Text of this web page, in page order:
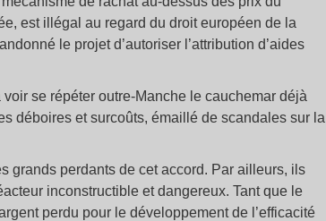
est illégal au regard du droit européen de la
le projet d’autoriser l’attribution d’aides
se répéter outre-Manche le cauchemar déjà
déboires et surcoûts, émaillé de scandales sur la
grands perdants de cet accord. Par ailleurs, ils
inconstructible et dangereux. Tant que le
perdu pour le développement de l’efficacité